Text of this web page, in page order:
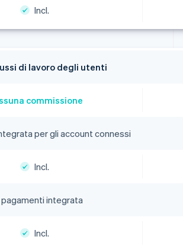
Incl.
di lavoro degli utenti
commissione
per gli account connessi
Incl.
integrata
Incl.